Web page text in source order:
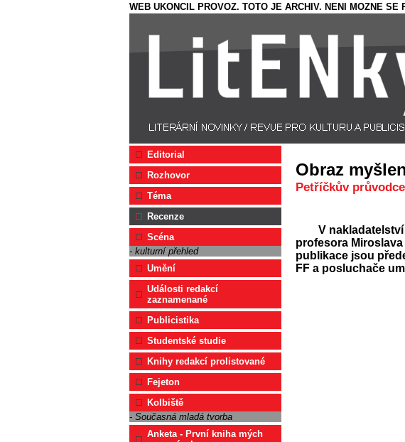
WEB UKONCIL PROVOZ. TOTO JE ARCHIV. NENI MOZNE SE
Editorial
Rozhovor
Téma
Recenze
Scéna
- kulturní přehled
Umění
Události redakcí
zaznamenané
Publicistika
Studentské studie
Knihy redakcí prolistované
Fejeton
Kolbiště
- Současná mladá tvorba
Anketa - První kniha mých
Obraz
Petříčkův
V
profesora
publikace jsou
FF a posluchače